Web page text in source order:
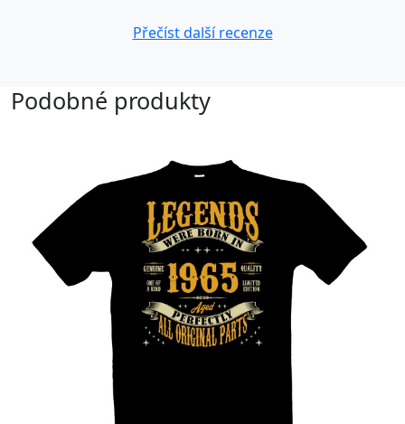
Přečíst další recenze
Podobné produkty